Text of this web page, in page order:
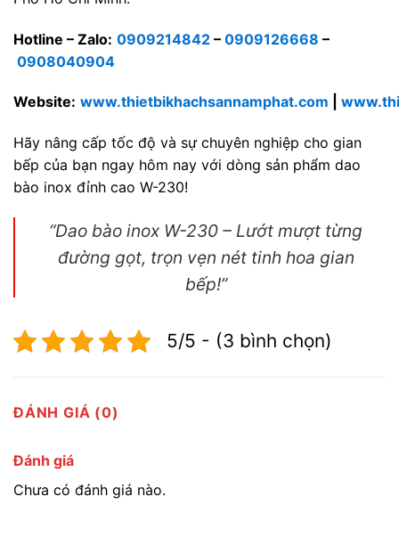
Hotline – Zalo: 0909214842 – 0909126668 –
0908040904
Website: www.thietbikhachsannamphat.com
Hãy nâng cấp tốc độ và sự chuyên nghiệp cho gian
bếp của bạn ngay hôm nay với dòng sản phẩm dao
bào inox đỉnh cao W-230!
“Dao bào inox W-230 – Lướt mượt từng
đường gọt, trọn vẹn nét tinh hoa gian
bếp!”
5/5 - (3 bình chọn)
ĐÁNH GIÁ (0)
Đánh giá
Chưa có đánh giá nào.